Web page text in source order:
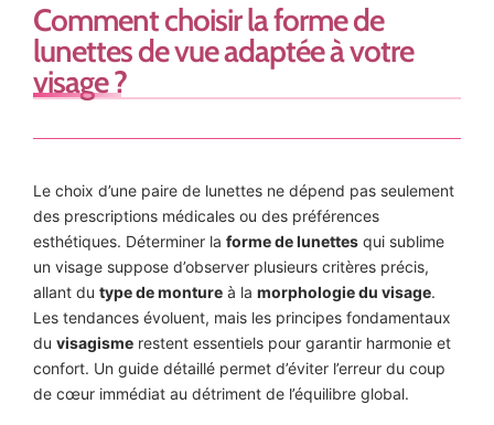
Comment choisir la forme de
lunettes de vue adaptée à votre
visage ?
Le choix d’une paire de lunettes ne dépend pas seulement
des prescriptions médicales ou des préférences
esthétiques. Déterminer la forme de lunettes qui sublime
un visage suppose d’observer plusieurs critères précis,
allant du type de monture à la morphologie du visage.
Les tendances évoluent, mais les principes fondamentaux
du visagisme restent essentiels pour garantir harmonie et
confort. Un guide détaillé permet d’éviter l’erreur du coup
de cœur immédiat au détriment de l’équilibre global.